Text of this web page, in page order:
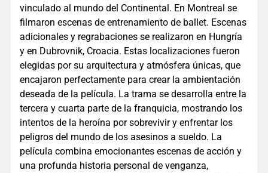
vinculado al mundo del Continental. En Montreal se
filmaron escenas de entrenamiento de ballet. Escenas
adicionales y regrabaciones se realizaron en Hungría
y en Dubrovnik, Croacia. Estas localizaciones fueron
elegidas por su arquitectura y atmósfera únicas, que
encajaron perfectamente para crear la ambientación
deseada de la película. La trama se desarrolla entre la
tercera y cuarta parte de la franquicia, mostrando los
intentos de la heroína por sobrevivir y enfrentar los
peligros del mundo de los asesinos a sueldo. La
película combina emocionantes escenas de acción y
una profunda historia personal de venganza,